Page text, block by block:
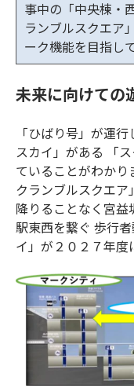
事中の「中央棟・
ランブルスクエア
ーク機能を目指し
未来に向けての
「ひばり号」が運
スカイ」がある 「
ていることがわか
クランブルスクエ
降りることなく宮
駅東西を繋ぐ 歩行
イ」が２０２７年度